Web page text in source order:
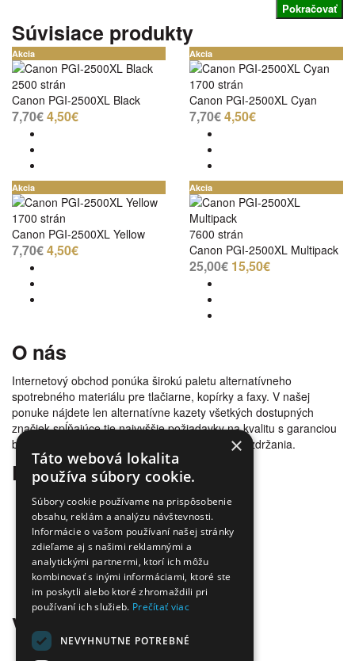
Pokračovať
Súvisiace produkty
Akcia
2500 strán
Canon PGI-2500XL Black
7,70€4,50€
Akcia
1700 strán
Canon PGI-2500XL Cyan
7,70€4,50€
Akcia
1700 strán
Canon PGI-2500XL Yellow
7,70€4,50€
Akcia
7600 strán
Canon PGI-2500XL Multipack
25,00€ 15,50€
O nás
Internetový obchod ponúka širokú paletu alternatívneho
spotrebného materiálu pre tlačiarne, kopírky a faxy. V našej
ponuke nájdete len alternatívne kazety všetkých dostupných
značiek spĺňajúce tie najvyššie požiadavky na kvalitu s garanciou
bezproblémovosti tlače. Tovar doručujeme bez zdržania.
Prečo nakúpiť u nás
Úspora nákladov
Overená kvalita
Doprava zadarmo
Tovar skladom
Ekologická likvidácia tonerov
Množstvo spôsobov platby a dopravy
Ekológia
Všetko o nákupe
Kontaktné informácie
×
Táto webová lokalita
používa súbory cookie.
Súbory cookie používame na prispôsobenie
obsahu, reklám a analýzu návštevnosti.
Informácie o vašom používaní našej stránky
zdieľame aj s našimi reklamnými a
analytickými partnermi, ktorí ich môžu
kombinovať s inými informáciami, ktoré ste
im poskytli alebo ktoré zhromaždili pri
používaní ich služieb. Prečítať viac
NEVYHNUTNE POTREBNÉ